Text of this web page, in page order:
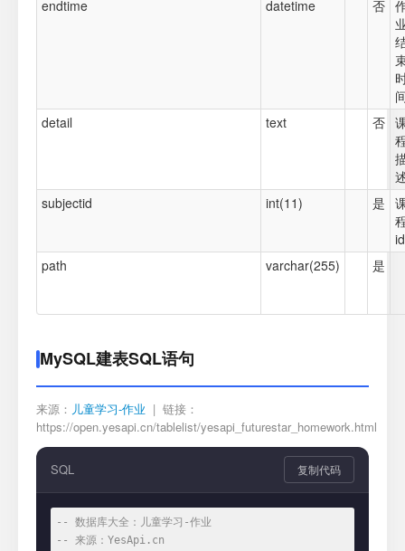
endtime
datetime 否
detail
text 否
subjectid
int(11) 是
id
path
varchar(255) 是
MySQL建表SQL语句
来源： 儿童学习-作业 | 链接：
https://open.yesapi.cn/tablelist/yesapi_futurestar_homework.html
SQL 复制代码
-- 数据库大全：儿童学习-作业
-- 来源：YesApi.cn